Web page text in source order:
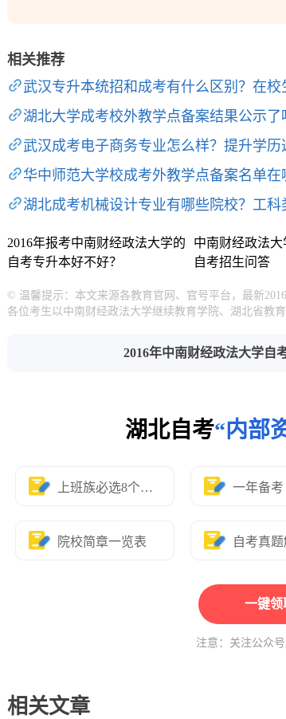
相关推荐
武汉专升本统招和成考有什么区别？在校
湖北大学成考校外教学点备案结果公示了
武汉成考电子商务专业怎么样？提升学历
华中师范大学校成考外教学点备案名单
湖北成考机械设计专业有哪些院校？工科
2016年报考中南财经政法大学的
自考专升本好不好？
中南财经政法大
自考招生问答
© 温馨提示：本文来源各教育官网、官号平台，最新
各位考生以中南财经政法大学继续教育学院、湖北省教
2016年中南财经政法大学自
湖北自考“内部
上班族必选8个专业
院校简章一览表 自考真
一键领
注意：关注公众
相关文章